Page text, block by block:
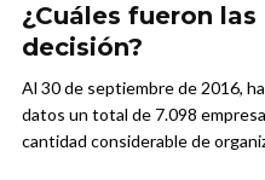
¿Cuáles fueron
decisión?
Al 30 de septiembre de 2016,
datos un total de 7.098
cantidad considerable de